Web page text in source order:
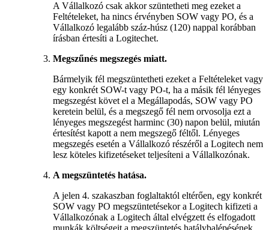
A Vállalkozó csak akkor szüntetheti meg ezeket a
Feltételeket, ha nincs érvényben SOW vagy PO, és a
Vállalkozó legalább száz-húsz (120) nappal korábban
írásban értesíti a Logitechet.
Megszűnés megszegés miatt.
Bármelyik fél megszüntetheti ezeket a Feltételeket vagy
egy konkrét SOW-t vagy PO-t, ha a másik fél lényeges
megszegést követ el a Megállapodás, SOW vagy PO
keretein belül, és a megszegő fél nem orvosolja ezt a
lényeges megszegést harminc (30) napon belül, miután
értesítést kapott a nem megszegő féltől. Lényeges
megszegés esetén a Vállalkozó részéről a Logitech nem
lesz köteles kifizetéseket teljesíteni a Vállalkozónak.
A megszüntetés hatása.
A jelen 4. szakaszban foglaltaktól eltérően, egy konkrét
SOW vagy PO megszüntetésekor a Logitech kifizeti a
Vállalkozónak a Logitech által elvégzett és elfogadott